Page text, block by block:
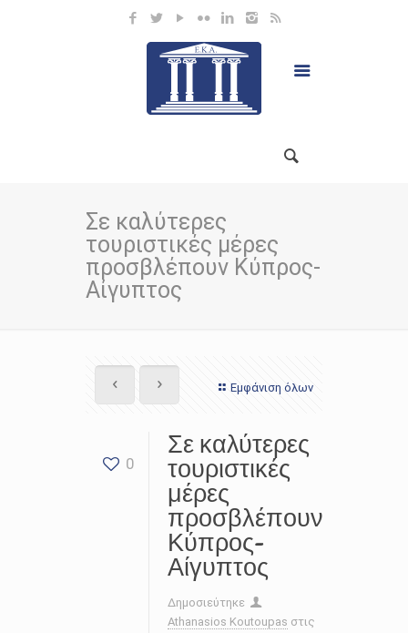
Σε καλύτερες
τουριστικές μέρες
προσβλέπουν Κύπρος-
Αίγυπτος
Εμφάνιση όλων
0
Σε καλύτερες
τουριστικές
μέρες
προσβλέπουν
Κύπρος-
Αίγυπτος
Δημοσιεύτηκε
Athanasios Koutoupas στις